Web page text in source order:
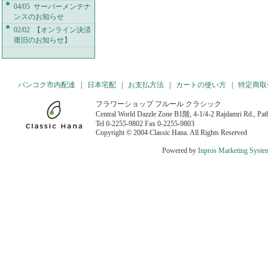
04/05 サーバーメンテナ
ンスのお知らせ
02/02 【オンライン決済
復旧のお知らせ】
バンコク市内配達 日本宅配 お支払方法 カートの使い方 特定商
フラワーショップ フルール クラシック
Central World Dazzle Zone B1階, 4-1/4-2 Rajdamri Rd.,
Tel 0-2255-9802 Fax 0-2255-9803
Copyright © 2004 Classic Hana. All Rights Reserved
Powered by Inpros Marketing